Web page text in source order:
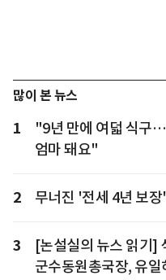
많이 본 뉴스
1
"9년 만에 여덟 식구…
엄마 돼요"
2 무너진 '전세 4년 보
3
[논설실의 뉴스 읽기]
군수동원총국장, 유